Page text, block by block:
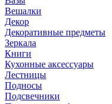
Вешалки
Декор
Декоративные предметы
Зеркала
Книги
Кухонные аксессуары
Лестницы
Подносы
Подсвечники